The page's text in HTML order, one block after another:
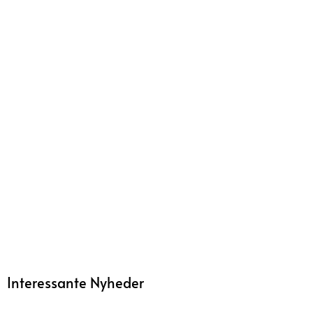
Interessante Nyheder